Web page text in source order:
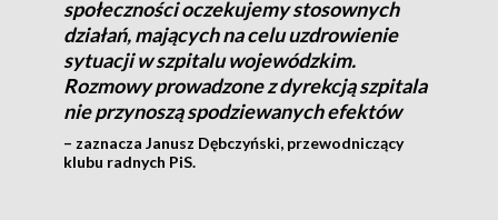
społeczności oczekujemy stosownych
działań, mających na celu uzdrowienie
sytuacji w szpitalu wojewódzkim.
Rozmowy prowadzone z dyrekcją szpitala
nie przynoszą spodziewanych efektów
– zaznacza Janusz Dębczyński, przewodniczący
klubu radnych PiS.